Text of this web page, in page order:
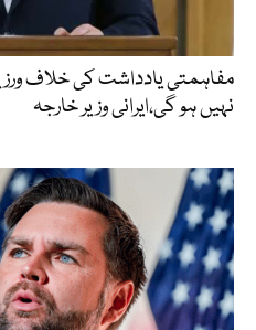
مفاہمتی یادداشت کی خلاف
نہیں ہو گی،ایرانی وزیر خارجہ